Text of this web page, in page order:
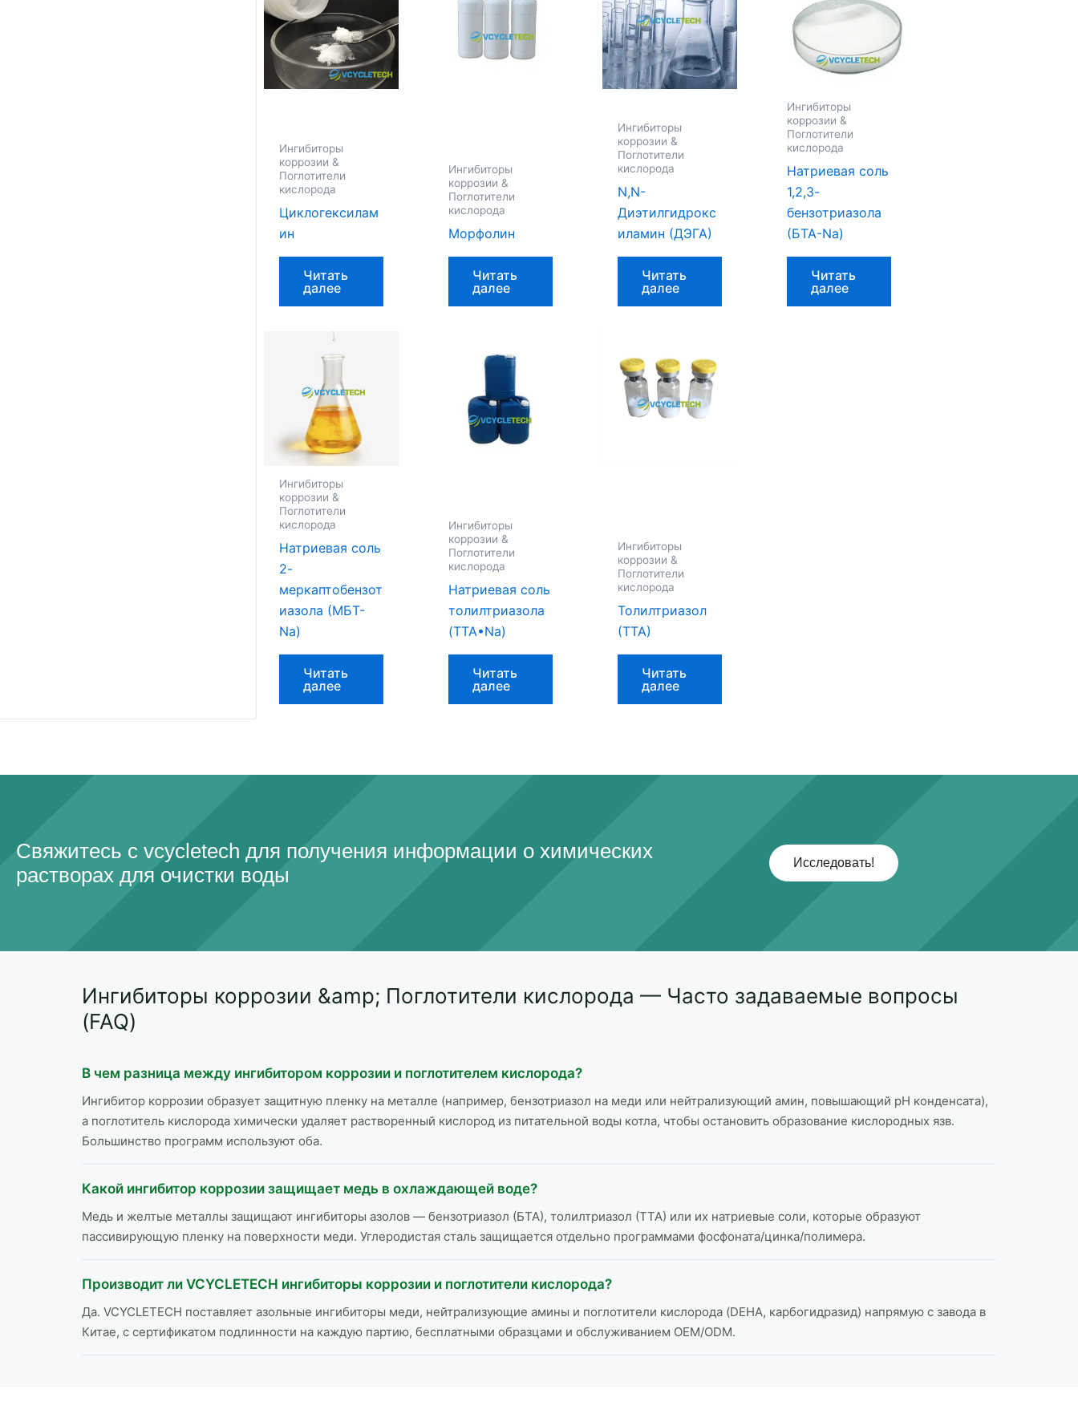
Ингибиторы
коррозии &
Поглотители
кислорода
Циклогексилам
ин
Читать
далее
Ингибиторы
коррозии &
Поглотители
кислорода
Морфолин
Читать
далее
Ингибиторы
коррозии &
Поглотители
кислорода
N,N-
Диэтилгидрокс
иламин (ДЭГА)
Читать
далее
Ингибиторы
коррозии &
Поглотители
кислорода
Натриевая соль
1,2,3-
бензотриазола
(БТА-Na)
Читать
далее
Ингибиторы
коррозии &
Поглотители
кислорода
Натриевая соль
2-
меркаптобензот
иазола (МБТ-
Na)
Читать
далее
Ингибиторы
коррозии &
Поглотители
кислорода
Натриевая соль
толилтриазола
(TTA•Na)
Читать
далее
Ингибиторы
коррозии &
Поглотители
кислорода
Толилтриазол
(ТТА)
Читать
далее
Свяжитесь с vcycletech для получения информации о химических
растворах для очистки воды
Исследовать!
Ингибиторы коррозии &amp; Поглотители кислорода — Часто задаваемые вопросы
(FAQ)
В чем разница между ингибитором коррозии и поглотителем кислорода?
Ингибитор коррозии образует защитную пленку на металле (например, бензотриазол на меди или нейтрализующий амин, повышающий pH конденсата),
а поглотитель кислорода химически удаляет растворенный кислород из питательной воды котла, чтобы остановить образование кислородных язв.
Большинство программ используют оба.
Какой ингибитор коррозии защищает медь в охлаждающей воде?
Медь и желтые металлы защищают ингибиторы азолов — бензотриазол (БТА), толилтриазол (ТТА) или их натриевые соли, которые образуют
пассивирующую пленку на поверхности меди. Углеродистая сталь защищается отдельно программами фосфоната/цинка/полимера.
Производит ли VCYCLETECH ингибиторы коррозии и поглотители кислорода?
Да. VCYCLETECH поставляет азольные ингибиторы меди, нейтрализующие амины и поглотители кислорода (DEHA, карбогидразид) напрямую с завода в
Китае, с сертификатом подлинности на каждую партию, бесплатными образцами и обслуживанием OEM/ODM.